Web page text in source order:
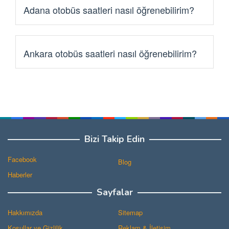
Adana otobüs saatleri nasıl öğrenebilirim?
yazarak arama yapabilirsiniz.
Ankara otobüs saatleri nasıl öğrenebilirim?
Bizi Takip Edin
Facebook
Haberler
Blog
Sayfalar
Hakkımızda
Sitemap